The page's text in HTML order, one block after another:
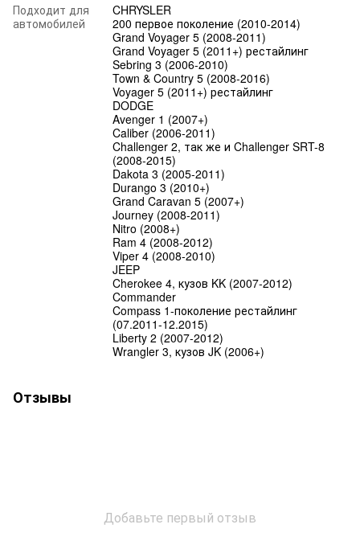
Подходит для
автомобилей
CHRYSLER
200 первое поколение (2010-2014)
Grand Voyager 5 (2008-2011)
Grand Voyager 5 (2011+) рестайлинг
Sebring 3 (2006-2010)
Town & Country 5 (2008-2016)
Voyager 5 (2011+) рестайлинг
DODGE
Avenger 1 (2007+)
Caliber (2006-2011)
Challenger 2, так же и Challenger SRT-8
(2008-2015)
Dakota 3 (2005-2011)
Durango 3 (2010+)
Grand Caravan 5 (2007+)
Journey (2008-2011)
Nitro (2008+)
Ram 4 (2008-2012)
Viper 4 (2008-2010)
JEEP
Cherokee 4, кузов KK (2007-2012)
Commander
Compass 1-поколение рестайлинг
(07.2011-12.2015)
Liberty 2 (2007-2012)
Wrangler 3, кузов JK (2006+)
Отзывы
Добавьте первый отзыв